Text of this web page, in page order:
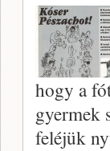
hogy a
gyermek
feléjük